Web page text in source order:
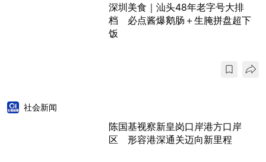
深圳美食｜汕头48年老字号大排
档 必点酱爆鹅肠＋生腌拼盘超下
饭
社会新闻
陈国基视察新皇岗口岸港方口岸
区 形容港深通关迈向新里程